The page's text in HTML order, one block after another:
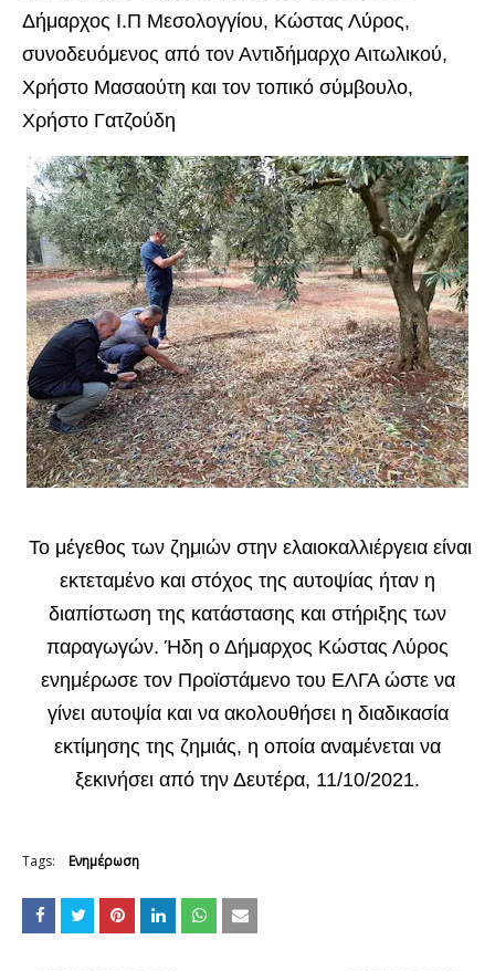
Δήμαρχος Ι.Π Μεσολογγίου, Κώστας Λύρος,
συνοδευόμενος από τον Αντιδήμαρχο Αιτωλικού,
Χρήστο Μασαούτη και τον τοπικό σύμβουλο,
Χρήστο Γατζούδη
Το μέγεθος των ζημιών στην ελαιοκαλλιέργεια είναι
εκτεταμένο και στόχος της αυτοψίας ήταν η
διαπίστωση της κατάστασης και στήριξης των
παραγωγών. Ήδη ο Δήμαρχος Κώστας Λύρος
ενημέρωσε τον Προϊστάμενο του ΕΛΓΑ ώστε να
γίνει αυτοψία και να ακολουθήσει η διαδικασία
εκτίμησης της ζημιάς, η οποία αναμένεται να
ξεκινήσει από την Δευτέρα, 11/10/2021.
Tags: Ενημέρωση